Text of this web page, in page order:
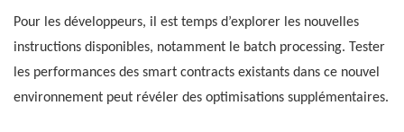
Pour les développeurs, il est temps d’explorer les nouvelles
instructions disponibles, notamment le batch processing. Tester
les performances des smart contracts existants dans ce nouvel
environnement peut révéler des optimisations supplémentaires.